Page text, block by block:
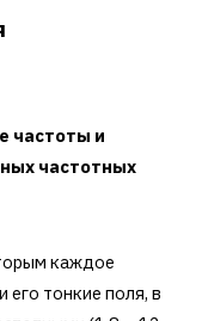
частоты и
частотных
каждое
его тонкие поля, в